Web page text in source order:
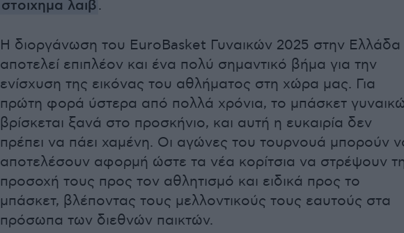
στοιχημα λαιβ.
Η διοργάνωση του EuroBasket Γυναικών 2025 στην Ελλάδα
αποτελεί επιπλέον και ένα πολύ σημαντικό βήμα για την
ενίσχυση της εικόνας του αθλήματος στη χώρα μας. Για
πρώτη φορά ύστερα από πολλά χρόνια, το μπάσκετ
βρίσκεται ξανά στο προσκήνιο, και αυτή η ευκαιρία δεν
πρέπει να πάει χαμένη. Οι αγώνες του τουρνουά μπορούν
αποτελέσουν αφορμή ώστε τα νέα κορίτσια να στρέψουν
προσοχή τους προς τον αθλητισμό και ειδικά προς το
μπάσκετ, βλέποντας τους μελλοντικούς τους εαυτούς στα
πρόσωπα των διεθνών παικτών.